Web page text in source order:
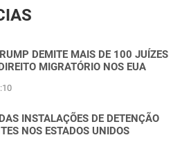
DEMITE MAIS DE 100 JUÍZES
MIGRATÓRIO NOS EUA
INSTALAÇÕES DE DETENÇÃO
NOS ESTADOS UNIDOS